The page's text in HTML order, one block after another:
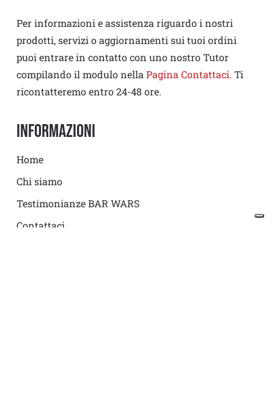
Per informazioni e assistenza riguardo i nostri
prodotti, servizi o aggiornamenti sui tuoi ordini
puoi entrare in contatto con uno nostro Tutor
compilando il modulo nella Pagina Contattaci. Ti
ricontatteremo entro 24-48 ore.
Informazioni
Home
Chi siamo
Testimonianze BAR WARS
Contattaci